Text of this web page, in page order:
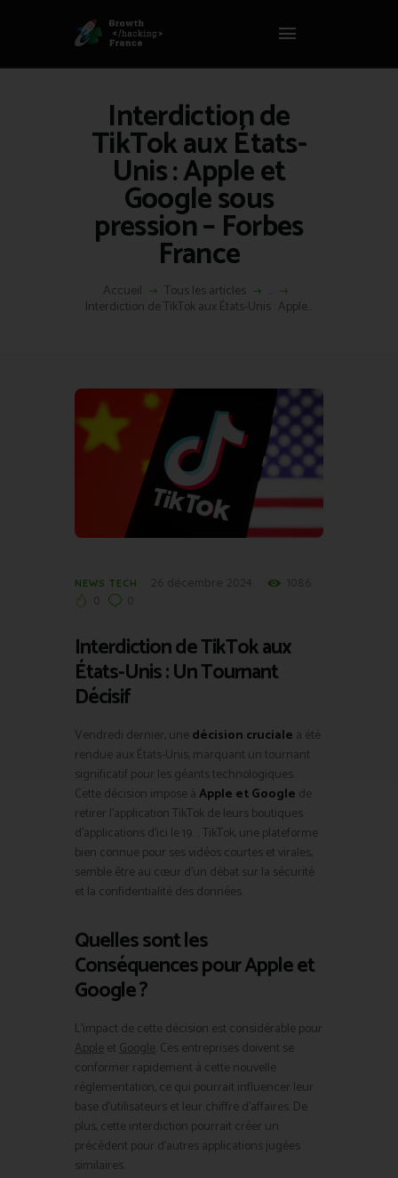
Interdiction de
TikTok aux États-
Unis : Apple et
Google sous
pression – Forbes
France
Accueil Tous les articles
Interdiction de TikTok aux États-Unis : Apple...
GROWTH HACKING FRANCE
ACCUEIL
HACKS
VOUS ÊTES ?
RESSOURCES
L’AGENCE
CONTACT
NEWS TECH
Interdiction de TikTok aux
États-Unis : Un Tournant
Décisif
Vendredi dernier, une décision cruciale a été
rendue aux États-Unis, marquant un tournant
significatif pour les géants technologiques.
Cette décision impose àApple et Google de
retirer l’application TikTok de leurs boutiques
d’applications d’ici le 19. .. TikTok, une plateforme
bien connue pour ses vidéos courtes et virales,
semble être au cœur d’un débat sur la sécurité
et la confidentialité des données.
Quelles sont les
Conséquences pour Apple et
Google ?
L’impact de cette décision est considérable pour
AppleetGoogle . Ces entreprises doivent se
conformer rapidement à cette nouvelle
réglementation, ce qui pourrait influencer leur
base d’utilisateurs et leur chiffre d’affaires. De
plus, cette interdiction pourrait créer un
précédent pour d’autres applications jugées
similaires.